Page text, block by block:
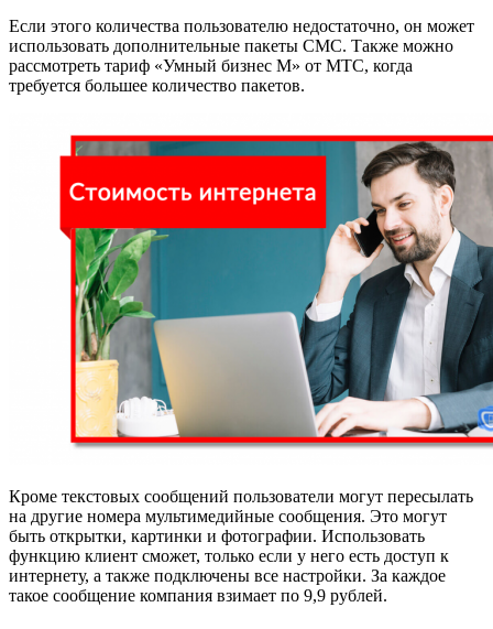
Если этого количества пользователю недостаточно, он может
использовать дополнительные пакеты СМС. Также можно
рассмотреть тариф «Умный бизнес M» от МТС, когда
требуется большее количество пакетов.
Кроме текстовых сообщений пользователи могут пересылать
на другие номера мультимедийные сообщения. Это могут
быть открытки, картинки и фотографии. Использовать
функцию клиент сможет, только если у него есть доступ к
интернету, а также подключены все настройки. За каждое
такое сообщение компания взимает по 9,9 рублей.